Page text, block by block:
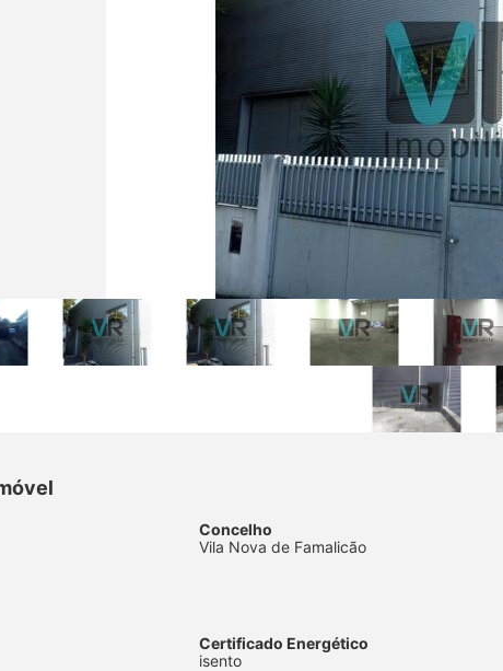
Concelho
Vila Nova de Famalicão
Certificado Energético
isento